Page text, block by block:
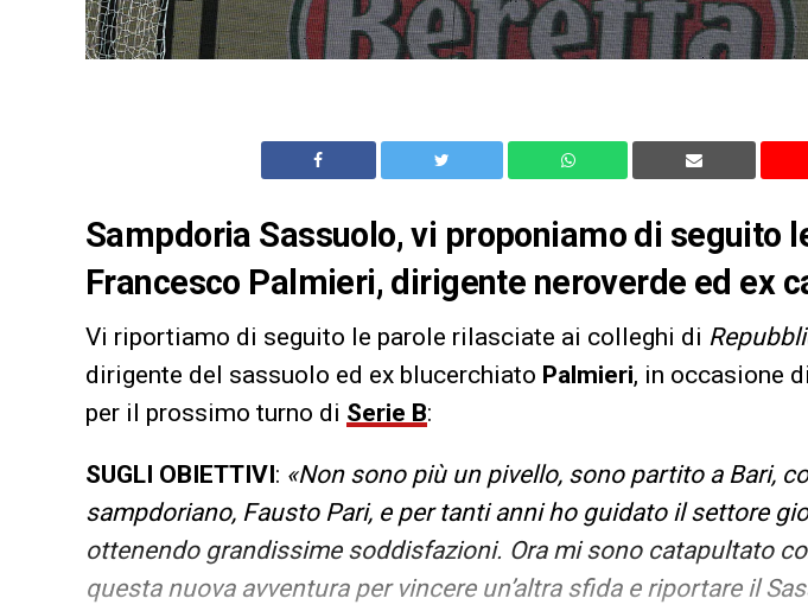
Sampdoria Sassuolo, vi proponiamo di seguito
Francesco Palmieri, dirigente neroverde ed ex
Vi riportiamo di seguito le parole rilasciate ai colleghi di
dirigente del sassuolo ed ex blucerchiato Palmieri, in occasione di
per il prossimo turno di Serie B:
SUGLI OBIETTIVI: «Non sono più un pivello, sono partito a Bari,
sampdoriano, Fausto Pari, e per tanti anni ho guidato il settore
ottenendo grandissime soddisfazioni. Ora mi sono catapultato
questa nuova avventura per vincere un’altra sfida e riportare il